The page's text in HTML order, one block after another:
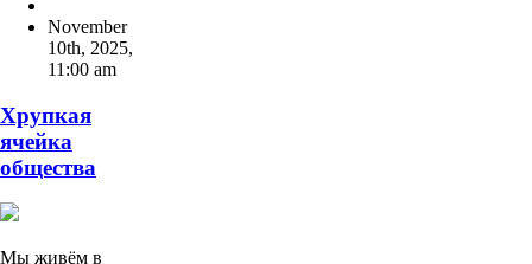
November
10th, 2025,
11:00 am
Хрупкая
ячейка
общества
Мы живём в